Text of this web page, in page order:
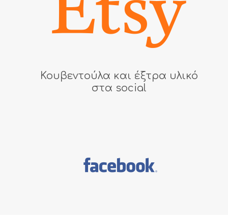
Κουβεντούλα και έξτρα υλικό
στα social